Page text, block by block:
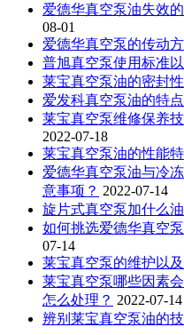
爱德华真空泵油失效
08-01
爱德华真空泵的传动
普旭真空泵使用标准
莱宝真空泵油的密封
爱发科真空泵油的特
莱宝真空泵维修保养
2022-07-18
莱宝真空泵油的性能
爱德华真空泵油与冷
意事项？ 2022-07-14
旋片式真空泵加什么
如何挑选爱德华真空
07-14
莱宝真空泵的维护以
莱宝真空泵哪些因素
怎么处理？ 2022-07-14
辨别莱宝真空泵油的